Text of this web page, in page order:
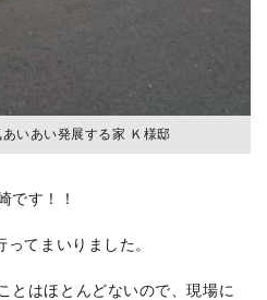
いあい発展する家 Ｋ様邸
です！！
てまいりました。
とはほとんどないので、現場に